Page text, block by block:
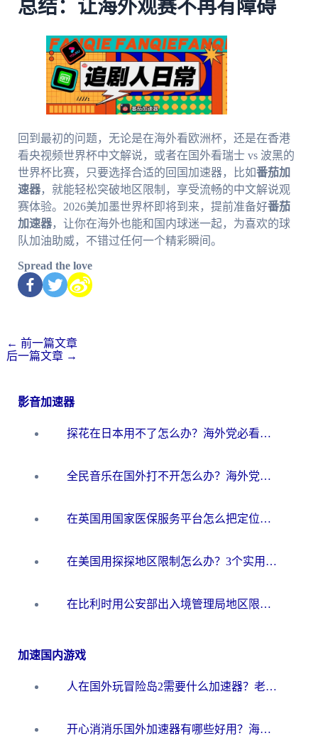
总结：让海外观赛不再有障碍
回到最初的问题，无论是在海外看欧洲杯，还是在香港
看央视频世界杯中文解说，或者在国外看瑞士 vs 波黑的
世界杯比赛，只要选择合适的回国加速器，比如番茄加
速器，就能轻松突破地区限制，享受流畅的中文解说观
赛体验。2026美加墨世界杯即将到来，提前准备好番茄
加速器，让你在海外也能和国内球迷一起，为喜欢的球
队加油助威，不错过任何一个精彩瞬间。
Spread the love
← 前一篇文章
后一篇文章 →
影音加速器
探花在日本用不了怎么办？海外党必看的回国加速解决方案（附多场景实测）
全民音乐在国外打不开怎么办？海外党亲测有效的回国加速方案
在英国用国家医保服务平台怎么把定位修改到中国国内？海外党必看的解决指南（附腾讯视频伊对可用方法）
在美国用探探地区限制怎么办？3个实用技巧帮你搞定（附咪咕豆瓣音乐限制破解法）
在比利时用公安部出入境管理局地区限制怎么办？3步搞定+欧洲杯观赛&香港购物指南
加速国内游戏
人在国外玩冒险岛2需要什么加速器？老玩家亲测有效的选择指南
开心消消乐国外加速器有哪些好用？海外党亲测不踩坑指南（附塔瑞斯世界Online流畅技巧）